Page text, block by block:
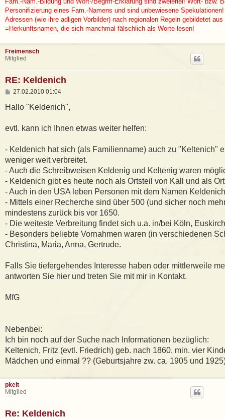
Personifizierung eines Fam.-Namens und sind unbewiesene
Adressen (wie ihre adligen Vorbilder) nach regionalen Regeln gebildetet
=Herkunftsnamen, die sich manchmal fälschlich als Worte lesen!
Freimensch
Mitglied
RE: Keldenich
B
i
a
27.02.2010 01:04
Hallo "Keldenich",
evtl. kann ich Ihnen etwas weiter helfen:
- Keldenich hat sich (als Familienname) auch zu "Keltenich"
weniger weit verbreitet.
- Auch die Schreibweisen Keldenig und Keltenig waren
- Keldenich gibt es heute noch als Ortsteil von Kall und als
- Auch in den USA leben Personen mit dem Namen Keldenich
- Mittels einer Recherche sind über 500 (und sicher noch
mindestens zurück bis vor 1650.
- Die weiteste Verbreitung findet sich u.a. in/bei Köln,
- Besonders beliebte Vornahmen waren (in verschiedenen
Christina, Maria, Anna, Gertrude.
Falls Sie tiefergehendes Interesse haben oder mittlerweile
antworten Sie hier und treten Sie mit mir in Kontakt.
MfG
Nebenbei:
Ich bin noch auf der Suche nach Informationen bezüglich:
Keltenich, Fritz (evtl. Friedrich) geb. nach 1860, min. vier
Mädchen und einmal ?? (Geburtsjahre zw. ca. 1905 und
pkelt
Mitglied
Re: Keldenich